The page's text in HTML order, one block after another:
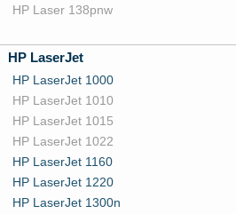
HP Laser 138pnw
HP LaserJet
HP LaserJet 1000
HP LaserJet 1010
HP LaserJet 1015
HP LaserJet 1022
HP LaserJet 1160
HP LaserJet 1220
HP LaserJet 1300n